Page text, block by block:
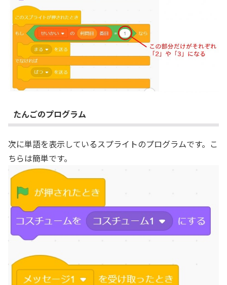
たんごのプログラム
次に単語を表示しているスプライトのプログラムです。こ
ちらは簡単です。